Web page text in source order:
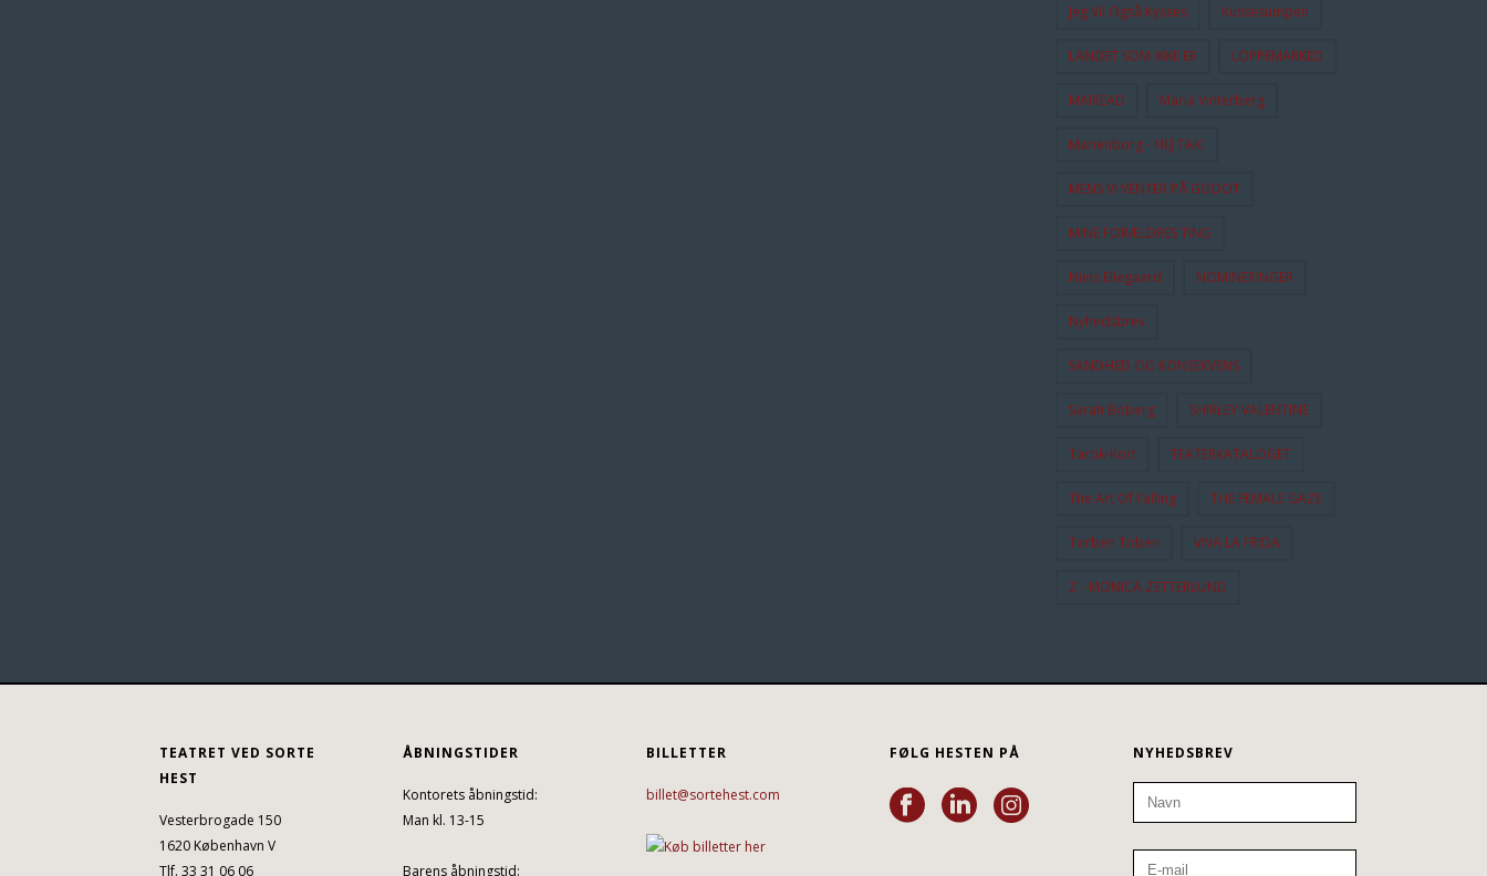
Jeg Vil Også Kysses Kussesumpen
LANDET SOM IKKE ER LOPPEMARKED
MAIREAD Maria Vinterberg
Marienborg - NEJ TAK!
MENS VI VENTER PÅ GODOT
MINE FORÆLDRES TING
Niels Ellegaard NOMINERINGER
Nyhedsbrev
SANDHED OG KONSEKVENS
Sarah Boberg SHIRLEY VALENTINE
Tarok-Kort TEATERKATALOGET
The Art Of Falling THE FEMALE GAZE
Torben Toben VIVA LA FRIDA
Z - MONICA ZETTERLUND
TEATRET VED SORTE
HEST
Vesterbrogade 150
1620 København V
Tlf. 33 31 06 06
ÅBNINGSTIDER
Kontorets åbningstid:
Man kl. 13-15
Barens åbningstid:
BILLETTER
billet@sortehest.com
FØLG HESTEN PÅ NYHEDSBREV